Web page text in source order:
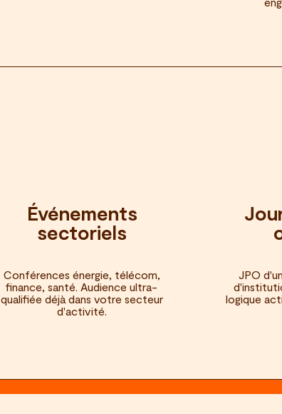
Événements
sectoriels
Conférences énergie, télécom,
finance, santé. Audience ultra-
qualifiée déjà dans votre secteur
d'activité.
JPO
logique